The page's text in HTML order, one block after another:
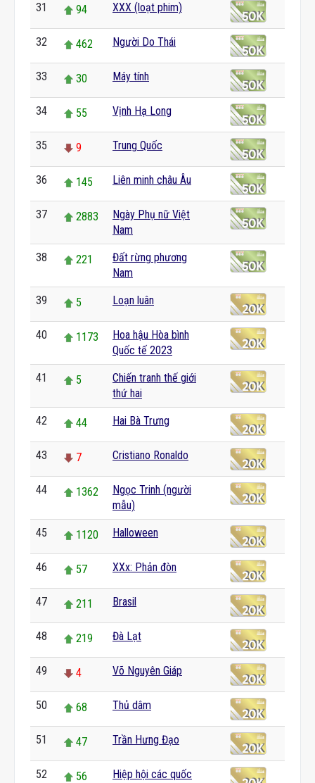
31 94 XXX (loạt phim)
32 462 Người Do Thái
33 30 Máy tính
34 55 Vịnh Hạ Long
35 9 Trung Quốc
36 145 Liên minh châu Âu
37 2883
Ngày Phụ nữ Việt
Nam
38 221
Đất rừng phương
Nam
39 5 Loạn luân
40 1173
Hoa hậu Hòa bình
Quốc tế 2023
41 5
Chiến tranh thế giới
thứ hai
42 44 Hai Bà Trưng
43 7 Cristiano Ronaldo
44 1362
Ngọc Trinh (người
mẫu)
45 1120 Halloween
46 57 XXx: Phản đòn
47 211 Brasil
48 219 Đà Lạt
49 4 Võ Nguyên Giáp
50 68 Thủ dâm
51 47 Trần Hưng Đạo
52 56 Hiệp hội các quốc